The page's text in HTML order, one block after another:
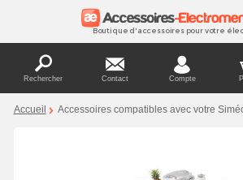
Boutique d'accessoires pour votre
Rechercher Contact Compte
Accueil Accessoires compatibles avec votre